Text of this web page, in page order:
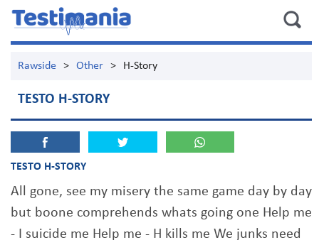
Rawside > Other > H-Story
TESTO H-STORY
TESTO H-STORY
All gone, see my misery the same game day by day
but boone comprehends whats going one Help me
- I suicide me Help me - H kills me We junks need